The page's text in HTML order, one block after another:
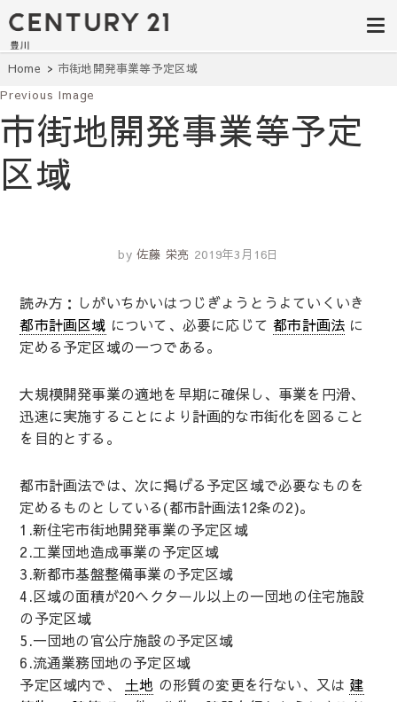
豊田市の中古
住宅・土地・
リノベ物件探
し｜センチュ
リー21豊川
建て・土地探しはセンチュリー21豊
川へ。豊田市内の最新物件情報を随
時更新中！駅近、建築条件無し、ペ
ット可、学区別など、お客様のこだ
単検索。
Home 市街地開発事業等予定区域
Previous Image
市街地開発事業等予定
区域
by 佐藤 栄亮 2019年3月16日
読み方：しがいちかいはつじぎょうとうよていくいき
都市計画区域 について、必要に応じて都市計画法 に
定める予定区域の一つである。
大規模開発事業の適地を早期に確保し、事業を円滑、
迅速に実施することにより計画的な市街化を図ること
を目的とする。
都市計画法では、次に掲げる予定区域で必要なものを
定めるものとしている(都市計画法12条の2)。
1.新住宅市街地開発事業の予定区域
2.工業団地造成事業の予定区域
3.新都市基盤整備事業の予定区域
4.区域の面積が20ヘクタール以上の一団地の住宅施設
の予定区域
5.一団地の官公庁施設の予定区域
6.流通業務団地の予定区域
予定区域内で、 土地 の形質の変更を行ない、又は 建